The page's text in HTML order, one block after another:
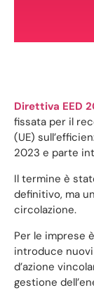
Direttiva EED
fissata per il
(UE)
2023 e parte
Il termine è
definitivo, ma
circolazione.
Per le imprese
introduce
d’azione
gestione